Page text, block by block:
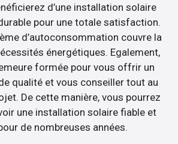
d’une installation solaire
pour une totale satisfaction.
d’autoconsommation couvre la
énergétiques. Egalement,
formée pour vous offrir un
qualité et vous conseiller tout au
De cette manière, vous pourrez
une installation solaire fiable et
de nombreuses années.